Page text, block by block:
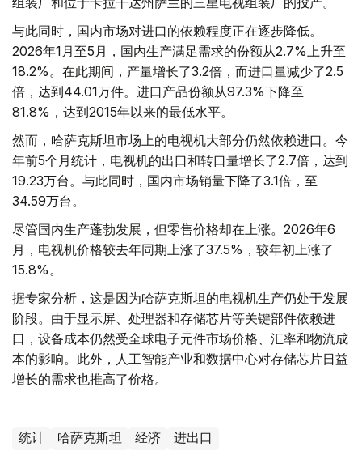
与此同时，国内市场对进口的依赖程度正在逐步降低。
2026年1月至5月，国内生产满足需求的份额从2.7%上升至
18.2%。在此期间，产量增长了3.2倍，而进口量减少了2.5
倍，达到44.01万件。进口产品份额从97.3%下降至
81.8%，达到2015年以来的最低水平。
然而，哈萨克斯坦市场上的电视机大部分仍然依赖进口。今
年前5个月统计，电视机的出口和转口量增长了2.7倍，达到
19.23万台。与此同时，国内市场销量下降了3.1倍，至
34.59万台。
尽管国内生产蓬勃发展，但零售价格却在上涨。2026年6
月，电视机价格较去年同期上涨了37.5%，较年初上涨了
15.8%。
据专家分析，这是因为哈萨克斯坦的电视机生产仍处于发展
阶段。由于显示屏、处理器和存储芯片等关键部件依赖进
口，设备成本仍然受全球电子元件市场价格、汇率和物流成
本的影响。此外，人工智能产业和数据中心对存储芯片日益
增长的需求也推高了价格。
统计 哈萨克斯坦 经济 进出口